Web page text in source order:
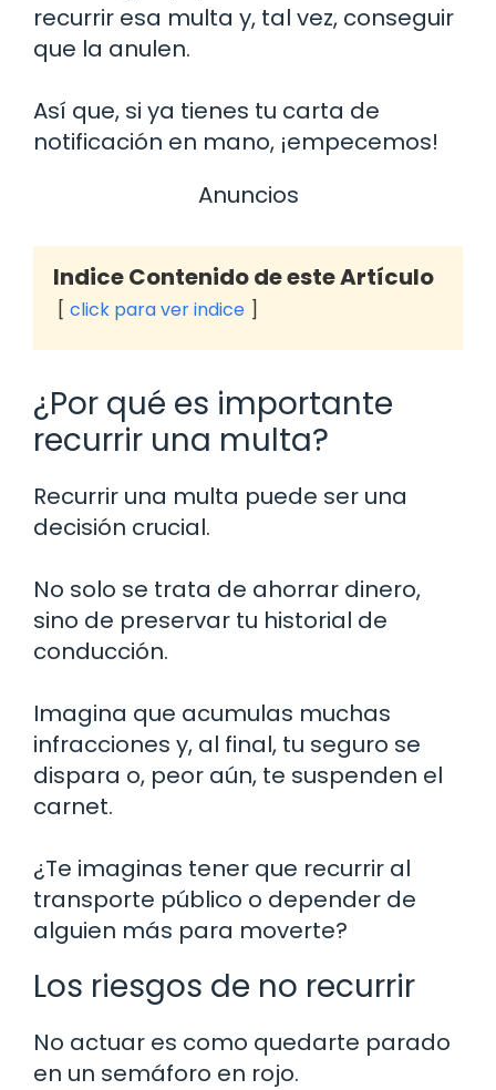
recurrir esa multa y, tal vez, conseguir
que la anulen.
Así que, si ya tienes tu carta de
notificación en mano, ¡empecemos!
Anuncios
Indice Contenido de este Artículo
click para ver indice
¿Por qué es importante
recurrir una multa?
Recurrir una multa puede ser una
decisión crucial.
No solo se trata de ahorrar dinero,
sino de preservar tu historial de
conducción.
Imagina que acumulas muchas
infracciones y, al final, tu seguro se
dispara o, peor aún, te suspenden el
carnet.
¿Te imaginas tener que recurrir al
transporte público o depender de
alguien más para moverte?
Los riesgos de no recurrir
No actuar es como quedarte parado
en un semáforo en rojo.